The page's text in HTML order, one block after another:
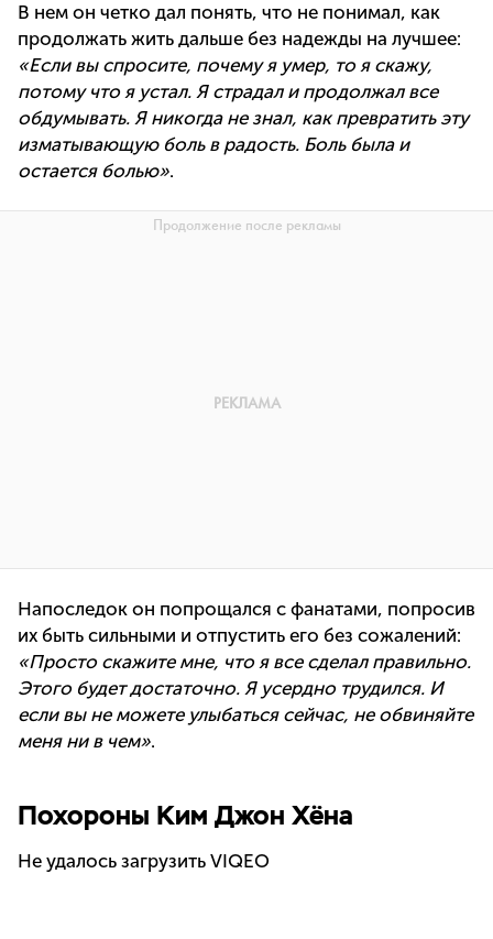
В нем он четко дал понять, что не понимал, как
продолжать жить дальше без надежды на лучшее:
«Если вы спросите, почему я умер, то я скажу,
потому что я устал. Я страдал и продолжал все
обдумывать. Я никогда не знал, как превратить эту
изматывающую боль в радость. Боль была и
остается болью».
Напоследок он попрощался с фанатами, попросив
их быть сильными и отпустить его без сожалений:
«Просто скажите мне, что я все сделал правильно.
Этого будет достаточно. Я усердно трудился. И
если вы не можете улыбаться сейчас, не обвиняйте
меня ни в чем».
Похороны Ким Джон Хёна
Не удалось загрузить VIQEO